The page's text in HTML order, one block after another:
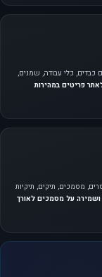
כבדים, כלי עבודה, שמנים,
פריטים במהירות
מסמכים, תיקים, תיקיות
ושמירה על מסמכים לאורך